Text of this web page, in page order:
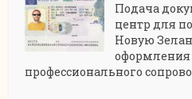
Подача
центр для
Новую
профессионального